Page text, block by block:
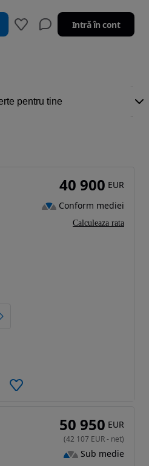
Intră în cont
40 900 EUR
Conform mediei
Calculeaza rata
50 950 EUR
(42 107 EUR- net)
Sub medie